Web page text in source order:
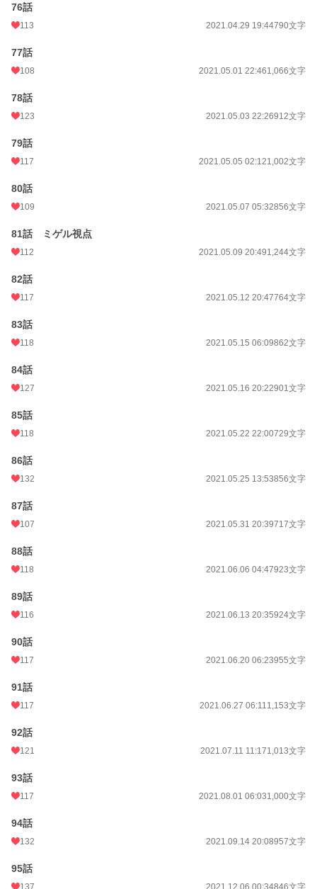
76話
113 2021.04.29 19:44790文字
77話
108 2021.05.01 22:461,066文字
78話
123 2021.05.03 22:26912文字
79話
117 2021.05.05 02:121,002文字
80話
109 2021.05.07 05:32856文字
81話 ミゲル視点
112 2021.05.09 20:491,244文字
82話
117 2021.05.12 20:47764文字
83話
118 2021.05.15 06:09862文字
84話
127 2021.05.16 20:22901文字
85話
118 2021.05.22 22:00729文字
86話
132 2021.05.25 13:53856文字
87話
107 2021.05.31 20:39717文字
88話
118 2021.06.06 04:47923文字
89話
116 2021.06.13 20:35924文字
90話
117 2021.06.20 06:23955文字
91話
117 2021.06.27 06:111,153文字
92話
121 2021.07.11 11:171,013文字
93話
117 2021.08.01 06:031,000文字
94話
132 2021.09.14 20:08957文字
95話
137 2021.12.06 00:34846文字